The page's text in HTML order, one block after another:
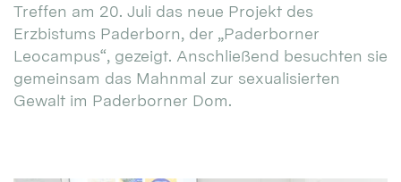
Treffen am 20. Juli das neue Projekt des
Erzbistums Paderborn, der „Paderborner
Leocampus“, gezeigt. Anschließend besuchten sie
gemeinsam das Mahnmal zur sexualisierten
Gewalt im Paderborner Dom.